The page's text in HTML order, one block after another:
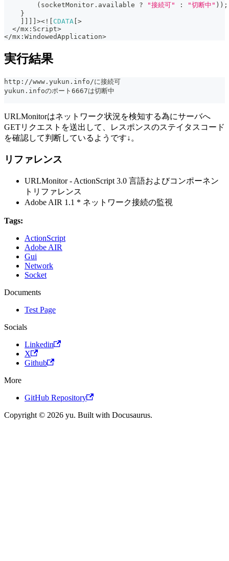
( socketMonitor . available ? "接続可" : "切断中" ) ) ;
}
] ] ] ] >< ! [ CDATA [>
</mx : Script>
</mx : WindowedApplication>
実行結果
http://www.yukun.info/に接続可
yukun.infoのポート6667は切断中
URLMonitorはネットワーク状況を検知する為にサーバへ
GETリクエストを送出して、レスポンスのステイタスコード
を確認して判断しているようです↓。
リファレンス
URLMonitor - ActionScript 3.0 言語およびコンポーネン
トリファレンス
Adobe AIR 1.1 * ネットワーク接続の監視
Tags:
ActionScript
Adobe AIR
Gui
Network
Socket
Documents
Test Page
Socials
Linkedin
X
Github
More
GitHub Repository
Copyright © 2026 yu. Built with Docusaurus.